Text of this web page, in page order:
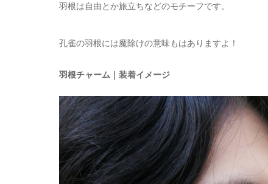
羽根は自由とか旅立ちなどのモチーフです。
孔雀の羽根には魔除けの意味もはありますよ！
羽根チャーム｜装着イメージ